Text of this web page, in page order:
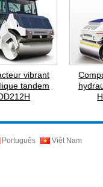
vibrant
tandem
Português
Việt Nam